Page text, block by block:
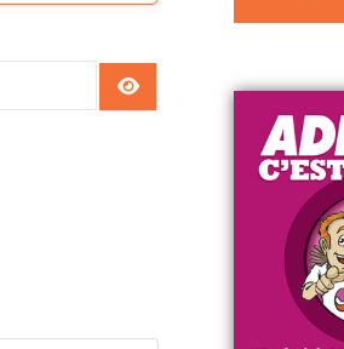
AFFICHER LE MOT DE